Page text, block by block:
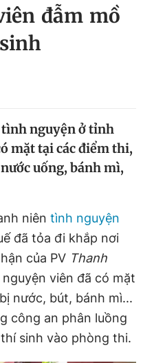
Tin 360
Bạn cần biết
Liên hệ quảng cáo
đẫm mồ
nguyện ở tỉnh
mặt tại các điểm thi,
uống, bánh mì,
niên tình nguyện
đã tỏa đi khắp nơi
của PV Thanh
viên đã có mặt
nước, bút, bánh mì...
công an phân luồng
sinh vào phòng thi.